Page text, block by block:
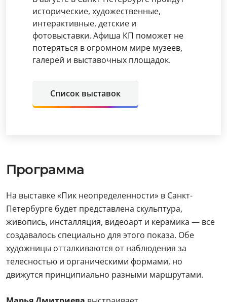
исторические, художественные,
интерактивные, детские и
фотовыставки. Афиша КП поможет не
потеряться в огромном мире музеев,
галерей и выставочных площадок.
Список выставок
Программа
На выставке «Пик неопределенности» в Санкт-
Петербурге будет представлена скульптура,
живопись, инсталляция, видеоарт и керамика — все
создавалось специально для этого показа. Обе
художницы отталкиваются от наблюдения за
телесностью и органическими формами, но
движутся принципиально разными маршрутами.